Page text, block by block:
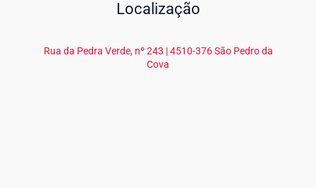
Localização
Rua da Pedra Verde, nº 243 | 4510-376 São Pedro da
Cova